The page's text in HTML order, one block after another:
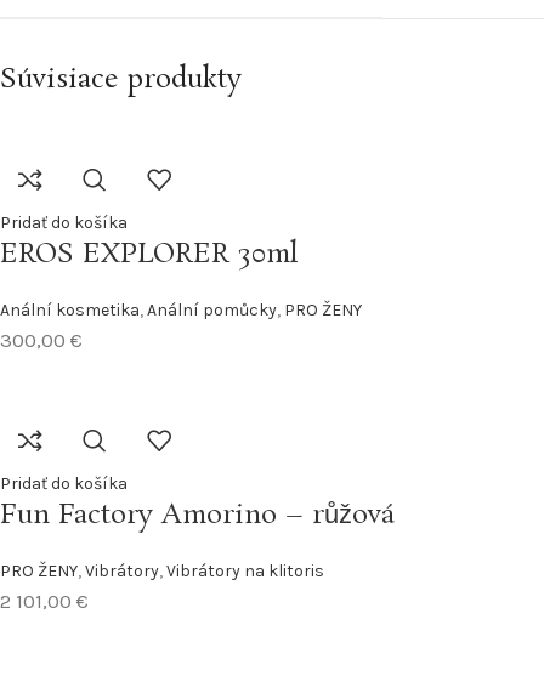
Súvisiace produkty
Pridať do košíka
EROS EXPLORER 30ml
Anální kosmetika,Anální pomůcky, PRO ŽENY
300,00 €
Pridať do košíka
Fun Factory Amorino – růžová
PRO ŽENY,Vibrátory,Vibrátory na klitoris
2 101,00 €